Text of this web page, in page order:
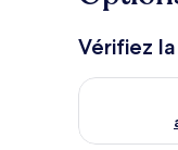
Vérifiez
Vérifier la